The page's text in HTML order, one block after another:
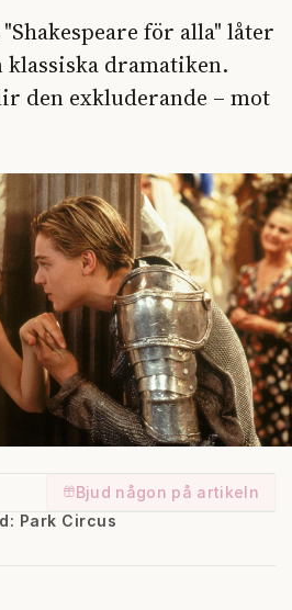
för alla" låter
klassiska dramatiken.
den exkluderande – mot
Bjud någon på artikeln
Park Circus